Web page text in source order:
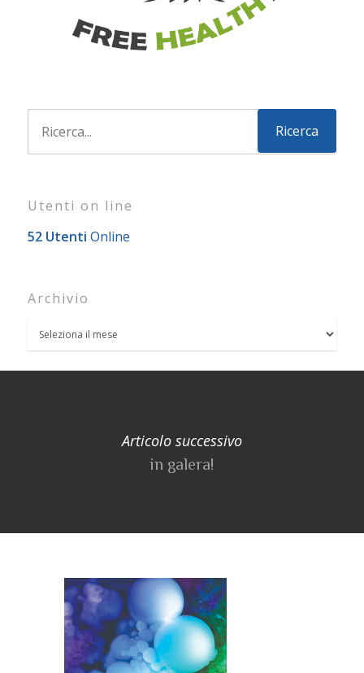
Utenti on line
52 Utenti Online
Archivio
Articolo successivo
in galera!